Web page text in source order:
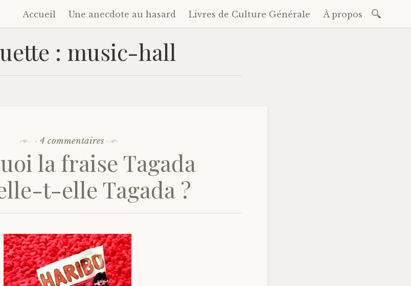
Accéder
au
contenu
principal
Accueil Une anecdote au hasard Livres de Culture Générale À propos
: music-hall
· 4 commentaires
la fraise Tagada
t-elle Tagada ?